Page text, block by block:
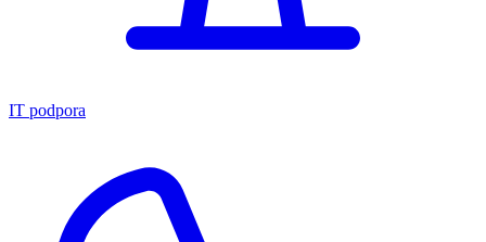
IT podpora